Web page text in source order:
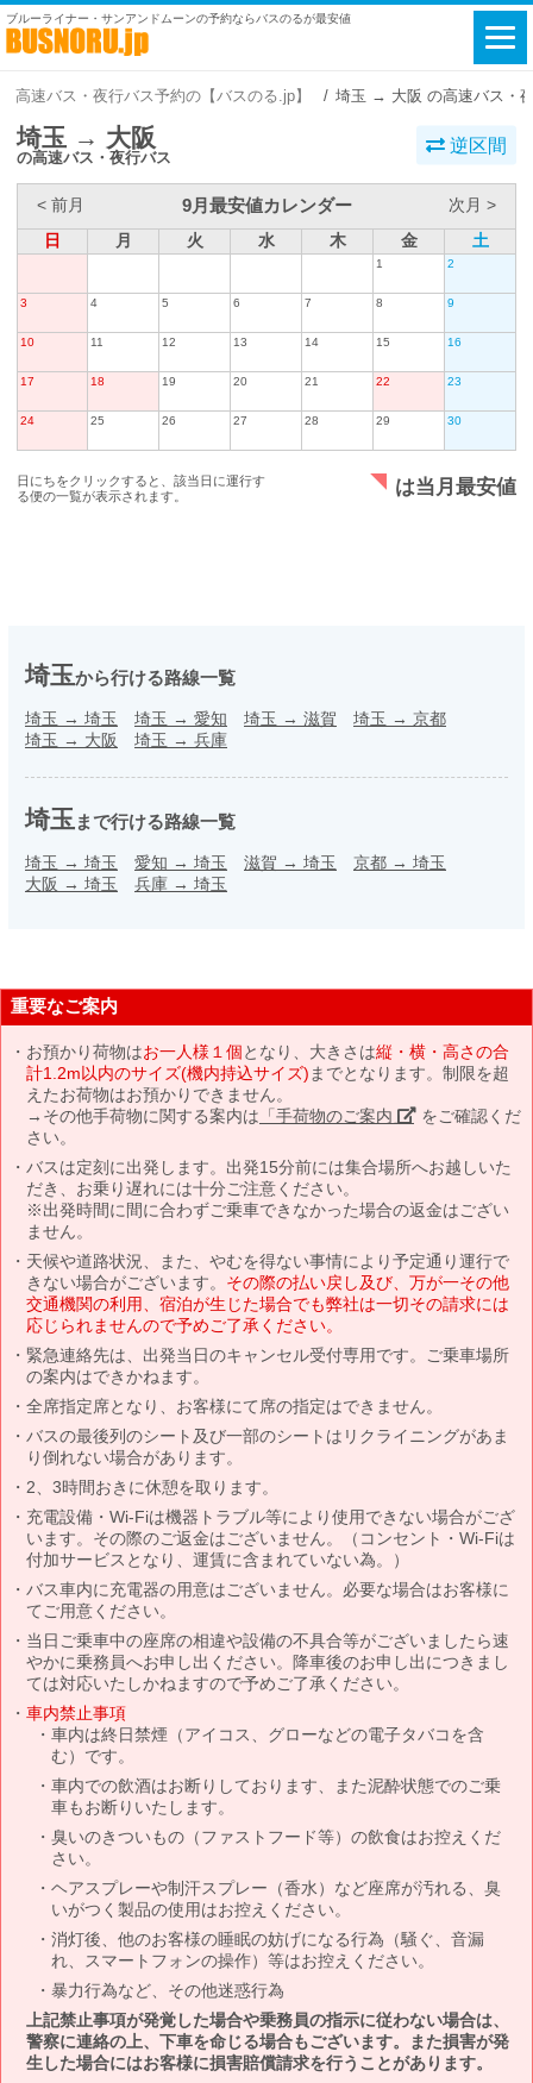
ブルーライナー・サンアンドムーンの予約ならバスのるが最安値
高速バス・夜行バス予約の【バスのる.jp】 埼玉 → 大阪 の高速バス・
埼玉 → 大阪
の高速バス・夜行バス
逆区間
< 前月 9月最安値カレンダー
次月 >
日
月 火 水 木 金 土
1 2
3 4 5 6 7 8 9
10 11 12 13 14 15 16
17 18 19 20 21 22 23
24 25 26 27 28 29 30
日にちをクリックすると、該当日に運行す
る便の一覧が表示されます。
は当月最安値
埼玉から行ける路線一覧
埼玉 → 埼玉 埼玉 → 愛知 埼玉 → 滋賀 埼玉 → 京都
埼玉 → 大阪 埼玉 → 兵庫
埼玉 まで行ける路線一覧
埼玉 → 埼玉 愛知 → 埼玉 滋賀 → 埼玉 京都 → 埼玉
大阪 → 埼玉 兵庫 → 埼玉
重要なご案内
お預かり荷物はお一人様１個となり、大きさは縦・横・高さの合
計1.2m以内のサイズ(機内持込サイズ) までとなります。制限を超
えたお荷物はお預かりできません。
→その他手荷物に関する案内は 「手荷物のご案内」 をご確認くだ
さい。
バスは定刻に出発します。出発15分前には集合場所へお越しいた
だき、お乗り遅れには十分ご注意ください。
※出発時間に間に合わずご乗車できなかった場合の返金はござい
ません。
天候や道路状況、また、やむを得ない事情により予定通り運行で
きない場合がございます。 その際の払い戻し及び、万が一その他
交通機関の利用、宿泊が生じた場合でも弊社は一切その請求には
応じられませんので予めご了承ください。
緊急連絡先は、出発当日のキャンセル受付専用です。ご乗車場所
の案内はできかねます。
全席指定席となり、お客様にて席の指定はできません。
バスの最後列のシート及び一部のシートはリクライニングがあま
り倒れない場合があります。
2、3時間おきに休憩を取ります。
充電設備・Wi-Fiは機器トラブル等により使用できない場合がござ
います。その際のご返金はございません。（コンセント・Wi-Fiは
付加サービスとなり、運賃に含まれていない為。）
バス車内に充電器の用意はございません。必要な場合はお客様に
てご用意ください。
当日ご乗車中の座席の相違や設備の不具合等がございましたら速
やかに乗務員へお申し出ください。降車後のお申し出につきまし
ては対応いたしかねますので予めご了承ください。
車内禁止事項
車内は終日禁煙（アイコス、グローなどの電子タバコを含
む）です。
車内での飲酒はお断りしております、また泥酔状態でのご乗
車もお断りいたします。
臭いのきついもの（ファストフード等）の飲食はお控えくだ
さい。
ヘアスプレーや制汗スプレー（香水）など座席が汚れる、臭
いがつく製品の使用はお控えください。
消灯後、他のお客様の睡眠の妨げになる行為（騒ぐ、音漏
れ、スマートフォンの操作）等はお控えください。
暴力行為など、その他迷惑行為
上記禁止事項が発覚した場合や乗務員の指示に従わない場合は、
警察に連絡の上、下車を命じる場合もございます。また損害が発
生した場合にはお客様に損害賠償請求を行うことがあります。